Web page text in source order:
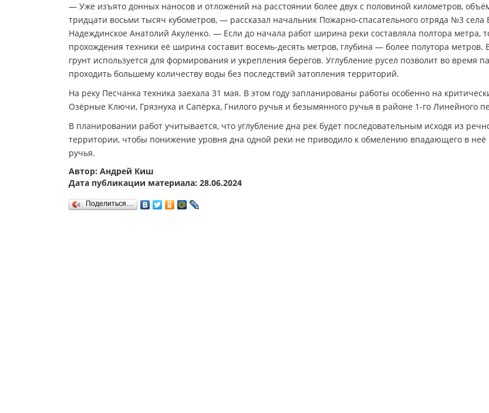
— Уже изъято донных наносов и отложений на расстоянии более двух с половиной километров,
тридцати восьми тысяч кубометров, — рассказал начальник Пожарно-спасательного отряда №3 села
Надеждинское Анатолий Акуленко. — Если до начала работ ширина реки составляла полтора метра,
прохождения техники её ширина составит восемь-десять метров, глубина — более полутора
грунт используется для формирования и укрепления берегов. Углубление русел позволит во время
проходить большему количеству воды без последствий затопления территорий.
На реку Песчанка техника заехала 31 мая. В этом году запланированы работы особенно на
Озёрные Ключи, Грязнуха и Сапёрка, Гнилого ручья и безымянного ручья в районе 1-го Линейного
В планировании работ учитывается, что углубление дна рек будет последовательным исходя из
территории, чтобы понижение уровня дна одной реки не приводило к обмелению впадающего в неё
ручья.
Автор: Андрей Киш
Дата публикации материала: 28.06.2024
Поделиться…